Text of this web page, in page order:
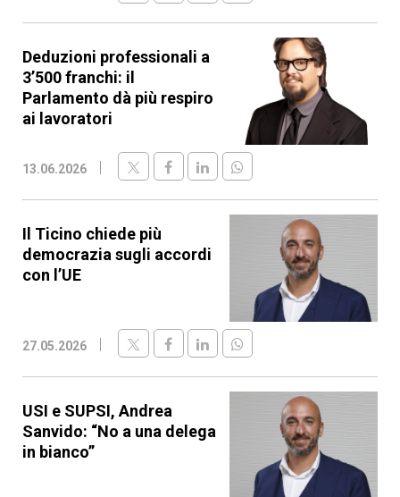
Deduzioni professionali a
3’500 franchi: il
Parlamento dà più respiro
ai lavoratori
13.06.2026
Il Ticino chiede più
democrazia sugli accordi
con l’UE
27.05.2026
USI e SUPSI, Andrea
Sanvido: “No a una delega
in bianco”